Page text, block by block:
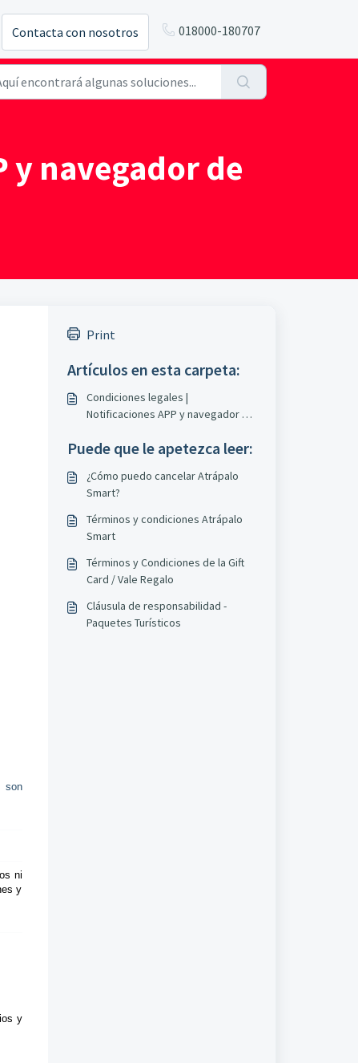
Contacta con nosotros 018000-180707
y navegador de
son
ni
y
y
Print
Artículos en esta carpeta:
Condiciones legales |
Notificaciones APP y navegador de
Puede que le apetezca leer:
¿Cómo puedo cancelar Atrápalo
Smart?
Términos y condiciones Atrápalo
Smart
Términos y Condiciones de la Gift
Card / Vale Regalo
Cláusula de responsabilidad -
Paquetes Turísticos